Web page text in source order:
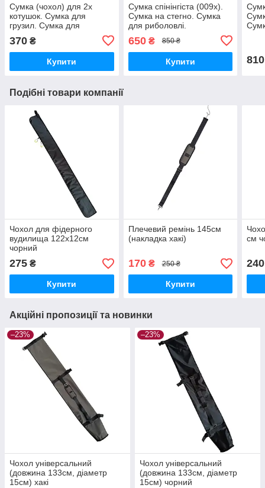
Сумка (чохол) для 2х
котушок. Сумка для
грузил. Сумка для
спорядження. Поясна
сумка.
370 ₴
Купити
Сумка спінінгіста (009х).
Сумка на стегно. Сумка
для риболовлі.
650₴ 850 ₴
Купити 810
Подібні товари компанії
Чохол для фідерного
вудилища 122х12см
чорний
275 ₴
Купити
Плечевий ремінь 145см
(накладка хакі)
170₴ 250 ₴
Купити
см
240
Акційні пропозиції та новинки
–23%
Чохол універсальний
(довжина 133см, діаметр
15см) хакі
–23%
Чохол універсальний
(довжина 133см, діаметр
15см) чорний